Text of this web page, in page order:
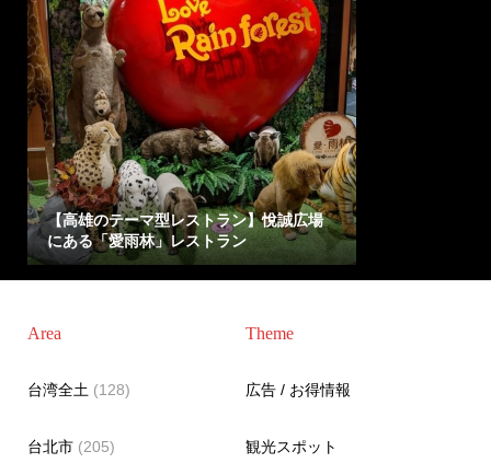
【高雄のテーマ型レストラン】悅誠広場
にある「愛雨林」レストラン
Area
台湾全土 (128)
台北市(205)
Theme
広告 / お得情報
観光スポット